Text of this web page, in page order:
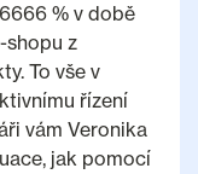
% v době
shopu z
To vše v
řízení
vám Veronika
jak pomocí